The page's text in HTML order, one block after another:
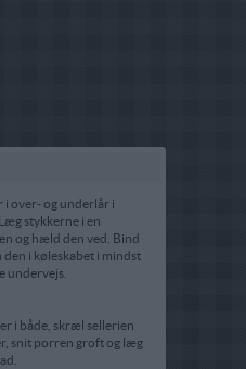
i over- og underlår i
stykkerne i en
og hæld den ved. Bind
i køleskabet i mindst
undervejs.
i både, skræl sellerien
snit porren groft og læg